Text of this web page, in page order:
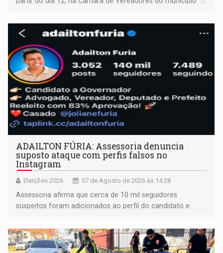
ADAILTON FÚRIA: Assessoria denuncia
suposto ataque com perfis falsos no
Instagram
Eleições 2026 07 de Agosto de 2026 às 14:28
Assessoria afirma que cerca de 10 mil seguidores
suspeitos foram adicionados ao perfil do candidato e
remover as contas